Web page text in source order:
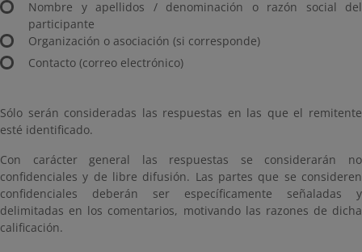
Nombre y apellidos / denominación o razón social del
participante
Organización o asociación (si corresponde)
Contacto (correo electrónico)
Sólo serán consideradas las respuestas en las que el remitente
esté identificado.
Con carácter general las respuestas se considerarán no
confidenciales y de libre difusión. Las partes que se consideren
confidenciales deberán ser específicamente señaladas y
delimitadas en los comentarios, motivando las razones de dicha
calificación.